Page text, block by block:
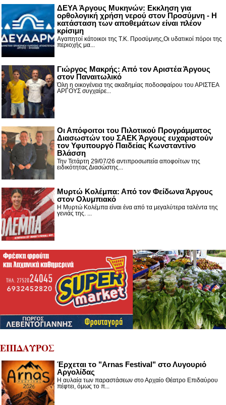
ΔΕΥΑ Άργους Μυκηνών: Εκκληση για
ορθολογική χρήση νερού στον Προσύμνη - Η
κατάσταση των αποθεμάτων είναι πλέον
κρίσιμη
Αγαπητοί κάτοικοι της Τ.Κ. Προσύμνης,Οι υδατικοί πόροι της
περιοχής μα...
Γιώργος Μακρής: Από τον Αριστέα Άργους
στον Παναιτωλικό
Όλη η οικογένεια της ακαδημίας ποδοσφαίρου του ΑΡΙΣΤΕΑ
ΑΡΓΟΥΣ συγχαίρε...
Οι Απόφοιτοι του Πιλοτικού Προγράμματος
Διασωστών του ΣΑΕΚ Άργους ευχαριστούν
τον Υφυπουργό Παιδείας Κωνσταντίνο
Βλάσση
Την Τετάρτη 29/07/26 αντιπροσωπεία αποφοίτων της
ειδικότητας Διασώστης...
Μυρτώ Κολέμπα: Από τον Φείδωνα Άργους
στον Ολυμπιακό
Η Μυρτώ Κολέμπα είναι ένα από τα μεγαλύτερα ταλέντα της
γενιάς της. ...
ΕΠΙΔΑΥΡΟΣ
Έρχεται το "Arnas Festival" στο Λυγουριό
Αργολίδας
Η αυλαία των παραστάσεων στο Αρχαίο Θέατρο Επιδαύρου
πέφτει, όμως το π...